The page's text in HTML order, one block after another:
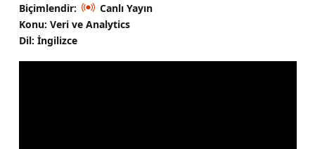
Biçimlendir:
Canlı Yayın
Konu: Veri ve Analytics
Dil: İngilizce